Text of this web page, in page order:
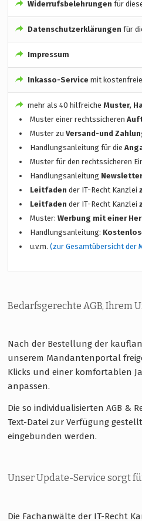
Widerrufsbelehrungen für
Datenschutzerklärungen für
Impressum
Inkasso-Service mit
mehr als 40 hilfreiche Muster,
Muster einer rechtssicheren
Muster zuVersand-und
Handlungsanleitung für die
Muster für den rechtssicheren
Handlungsanleitung
Leitfaden der IT-Recht Kanzlei
Leitfaden der IT-Recht Kanzlei
Muster:Werbung mit einer
Handlungsanleitung:
u.v.m.(zur Gesamtübersicht der
Bedarfsgerechte AGB, Ihrem
Nach der Bestellung der
unserem Mandantenportal
Klicks und einer komfortablen
anpassen.
Die so individualisierten AGB &
Text-Datei zur Verfügung
eingebunden werden.
Unser Update-Service sorgt
Die Fachanwälte der IT-Recht